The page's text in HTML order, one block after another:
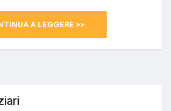
A LEGGERE >>